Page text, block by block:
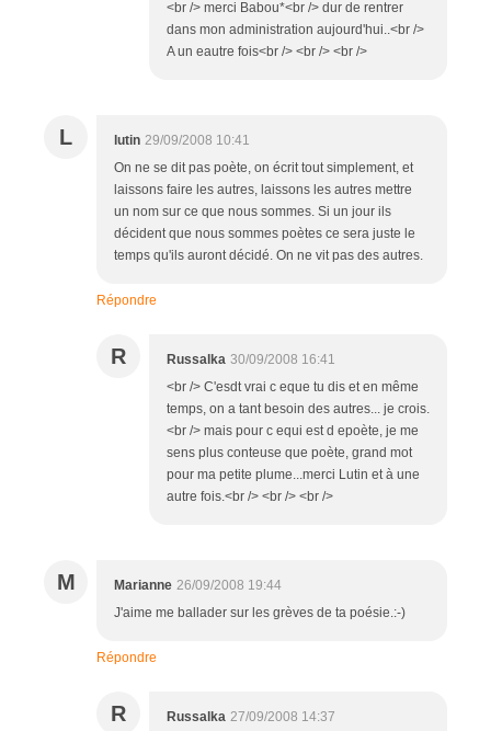
<br /> merci Babou*<br /> dur de rentrer
dans mon administration aujourd'hui..<br />
A un eautre fois<br /> <br /> <br />
L lutin 29/09/2008 10:41
On ne se dit pas poète, on écrit tout simplement, et
laissons faire les autres, laissons les autres mettre
un nom sur ce que nous sommes. Si un jour ils
décident que nous sommes poètes ce sera juste le
temps qu'ils auront décidé. On ne vit pas des autres.
Répondre
R Russalka 30/09/2008 16:41
<br /> C'esdt vrai c eque tu dis et en même
temps, on a tant besoin des autres... je crois.
<br /> mais pour c equi est d epoète, je me
sens plus conteuse que poète, grand mot
pour ma petite plume...merci Lutin et à une
autre fois.<br /> <br /> <br />
M Marianne 26/09/2008 19:44
J'aime me ballader sur les grèves de ta poésie.:-)
Répondre
R Russalka 27/09/2008 14:37